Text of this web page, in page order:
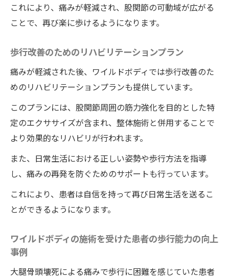
これにより、痛みが軽減され、股関節の可動域が広がる
ことで、再び楽に歩けるようになります。
歩行改善のためのリハビリテーションプラン
痛みが軽減された後、ワイルドボディでは歩行改善のた
めのリハビリテーションプランも提供しています。
このプランには、股関節周囲の筋力強化を目的とした特
定のエクササイズが含まれ、整体施術と併用することで
より効果的なリハビリが行われます。
また、日常生活における正しい姿勢や歩行方法を指導
し、痛みの再発を防ぐためのサポートも行っています。
これにより、患者は自信を持って再び日常生活を送るこ
とができるようになります。
ワイルドボディの施術を受けた患者の歩行能力の向上
事例
大腿骨頭壊死による痛みで歩行に困難を感じていた患者